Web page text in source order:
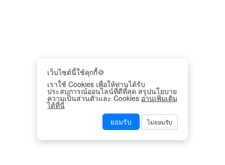
เว็บไซต์นี้ใช้คุกกี้🍪
เราใช้ Cookies เพื่อให้ท่านได้รับ
ประสบการณ์ออนไลน์ที่ดีที่สุด สรุปนโยบาย
ความเป็นส่วนตัวและ Cookies อ่านเพิ่มเติม
ได้ที่นี่
ยอมรับ
ไม่ยอมรับ